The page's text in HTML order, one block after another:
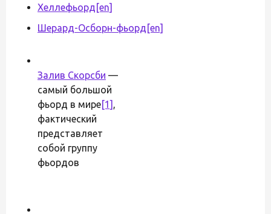
Хеллефьорд [en]
Шерард-Осборн-фьорд [en]
Залив Скорсби —
самый большой
фьорд в мире[1] ,
фактический
представляет
собой группу
фьордов